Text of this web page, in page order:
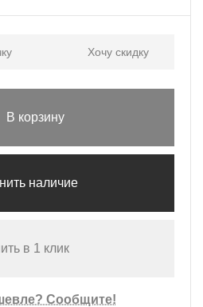
Хочу скидку
В корзину
наличие
в 1 клик
Сообщите!